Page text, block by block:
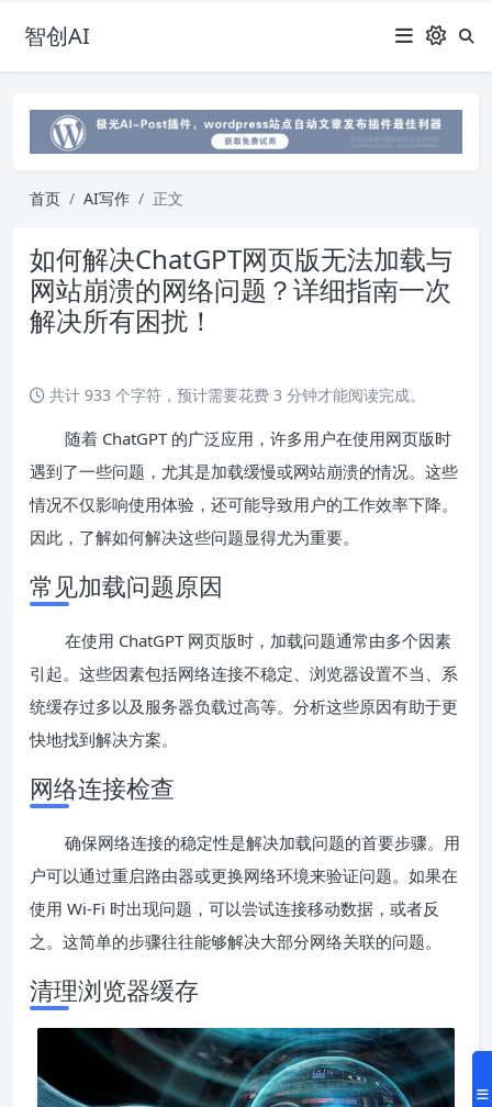
智创AI
首页 AI写作 正文
如何解决ChatGPT网页版无法加载与
网站崩溃的网络问题？详细指南一次
解决所有困扰！
共计 933 个字符，预计需要花费 3 分钟才能阅读完成。
随着 ChatGPT 的广泛应用，许多用户在使用网页版时
遇到了一些问题，尤其是加载缓慢或网站崩溃的情况。这些
情况不仅影响使用体验，还可能导致用户的工作效率下降。
因此，了解如何解决这些问题显得尤为重要。
常见加载问题原因
在使用 ChatGPT 网页版时，加载问题通常由多个因素
引起。这些因素包括网络连接不稳定、浏览器设置不当、系
统缓存过多以及服务器负载过高等。分析这些原因有助于更
快地找到解决方案。
网络连接检查
确保网络连接的稳定性是解决加载问题的首要步骤。用
户可以通过重启路由器或更换网络环境来验证问题。如果在
使用 Wi-Fi 时出现问题，可以尝试连接移动数据，或者反
之。这简单的步骤往往能够解决大部分网络关联的问题。
清理浏览器缓存